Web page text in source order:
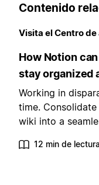
Contenido
Visita el Centro de
How Notion
stay organized
Working in
time.
wiki into a
12 min de lectura